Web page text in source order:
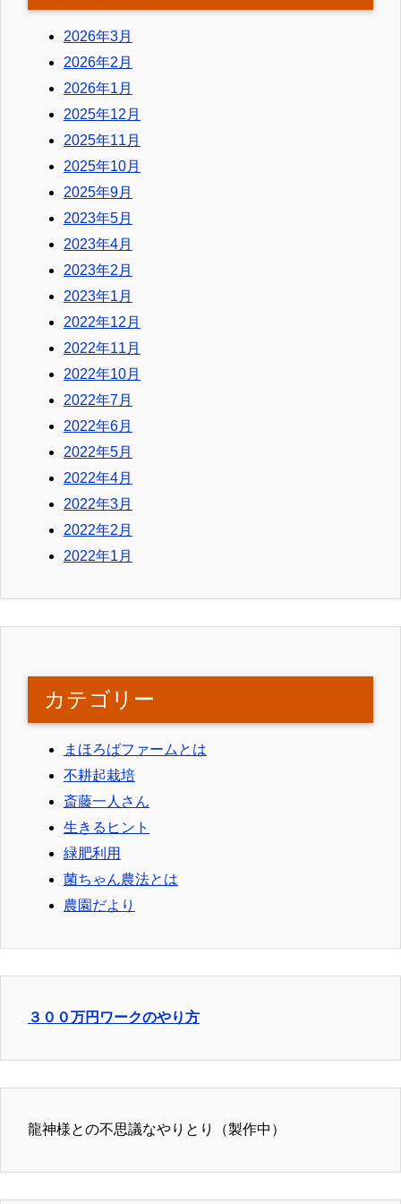
2026年3月
2026年2月
2026年1月
2025年12月
2025年11月
2025年10月
2025年9月
2023年5月
2023年4月
2023年2月
2023年1月
2022年12月
2022年11月
2022年10月
2022年7月
2022年6月
2022年5月
2022年4月
2022年3月
2022年2月
2022年1月
カテゴリー
まほろばファームとは
不耕起栽培
斎藤一人さん
生きるヒント
緑肥利用
菌ちゃん農法とは
農園だより
３００万円ワークのやり方
龍神様との不思議なやりとり（製作中）